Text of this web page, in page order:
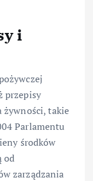
i
przepisy
żywności, takie
Parlamentu
środków
od
zarządzania